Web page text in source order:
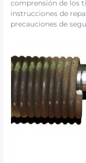
comprensión de los
instrucciones de
precauciones de